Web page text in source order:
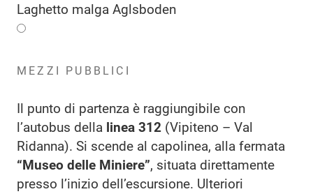
Laghetto malga Aglsboden
MEZZI PUBBLICI
Il punto di partenza è raggiungibile con
l’autobus della linea 312 (Vipiteno – Val
Ridanna). Si scende al capolinea, alla fermata
“Museo delle Miniere”, situata direttamente
presso l’inizio dell’escursione. Ulteriori